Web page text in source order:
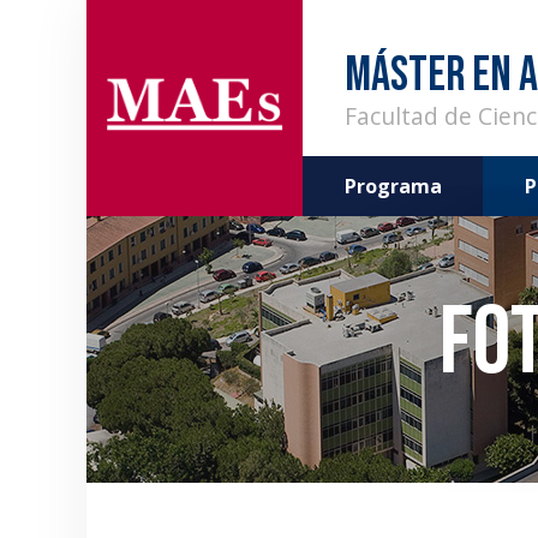
MÁSTER EN
Facultad de
Programa